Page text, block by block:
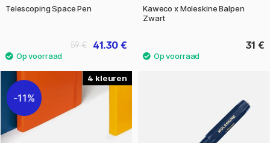
Telescoping Space Pen
41.30 €
59 €
Kaweco x Moleskine Balpen
Zwart
31 €
4
11%